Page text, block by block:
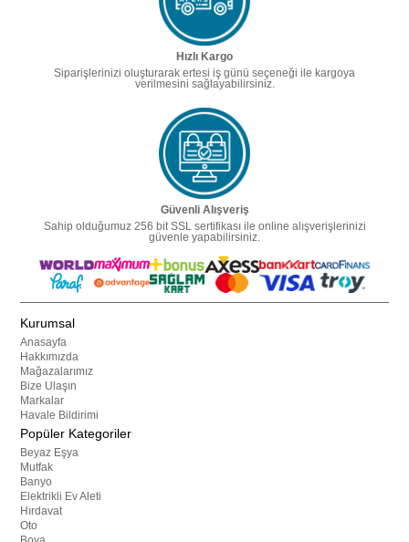
Hızlı Kargo
Siparişlerinizi oluşturarak ertesi iş günü seçeneği ile kargoya
verilmesini sağlayabilirsiniz.
Güvenli Alışveriş
Sahip olduğumuz 256 bit SSL sertifikası ile online alışverişlerinizi
güvenle yapabilirsiniz.
Kurumsal
Anasayfa
Hakkımızda
Mağazalarımız
Bize Ulaşın
Markalar
Havale Bildirimi
Popüler Kategoriler
Beyaz Eşya
Mutfak
Banyo
Elektrikli Ev Aleti
Hırdavat
Oto